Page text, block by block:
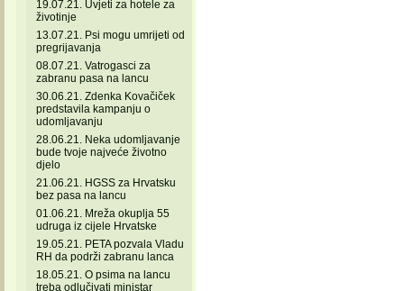
19.07.21. Uvjeti za hotele za
životinje
13.07.21. Psi mogu umrijeti od
pregrijavanja
08.07.21. Vatrogasci za
zabranu pasa na lancu
30.06.21. Zdenka Kovačiček
predstavila kampanju o
udomljavanju
28.06.21. Neka udomljavanje
bude tvoje najveće životno
djelo
21.06.21. HGSS za Hrvatsku
bez pasa na lancu
01.06.21. Mreža okuplja 55
udruga iz cijele Hrvatske
19.05.21. PETA pozvala Vladu
RH da podrži zabranu lanca
18.05.21. O psima na lancu
treba odlučivati ministar